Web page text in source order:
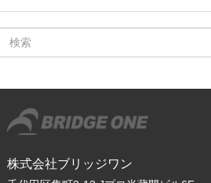
株式会社ブリッジワン